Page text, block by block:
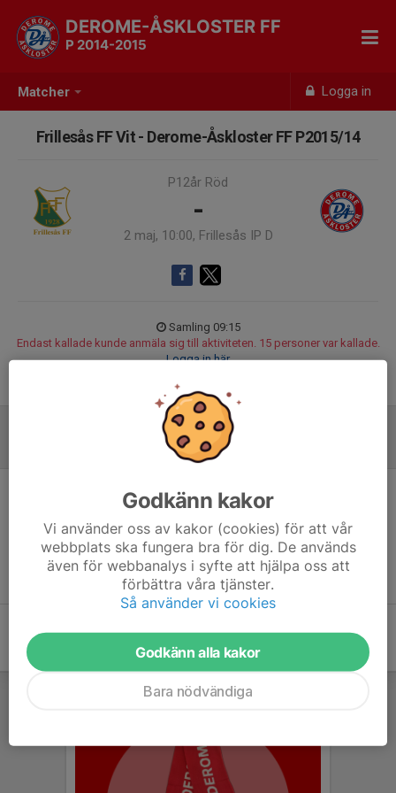
Matcher Logga in
DEROME-ÅSKLOSTER FF
P 2014-2015
Frillesås FF Vit - Derome-Åskloster FF P2015/14
P12år Röd
-
2 maj, 10:00, Frillesås IP D
Samling 09:15
Endast kallade kunde anmäla sig till aktiviteten. 15 personer var kallade.
Logga in här
Inget referat skrivet
Godkänn kakor
Vi använder oss av kakor (cookies) för att vår
webbplats ska fungera bra för dig. De används
även för webbanalys i syfte att hjälpa oss att
förbättra våra tjänster.
Så använder vi cookies
Godkänn alla kakor
Bara nödvändiga